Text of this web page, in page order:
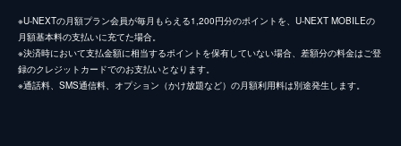
※U-NEXTの月額プラン会員が毎月もらえる1,200円分のポイントを、U-NEXT MOBILEの
月額基本料の支払いに充てた場合。
※決済時において支払金額に相当するポイントを保有していない場合、差額分の料金はご登
録のクレジットカードでのお支払いとなります。
※通話料、SMS通信料、オプション（かけ放題など）の月額利用料は別途発生します。